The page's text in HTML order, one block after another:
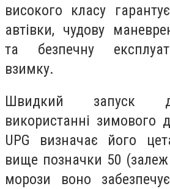
високого класу
автівки, чудову
та безпечну
взимку.
Швидкий запуск
використанні зимового
UPG визначає його
вище позначки 50
морози воно